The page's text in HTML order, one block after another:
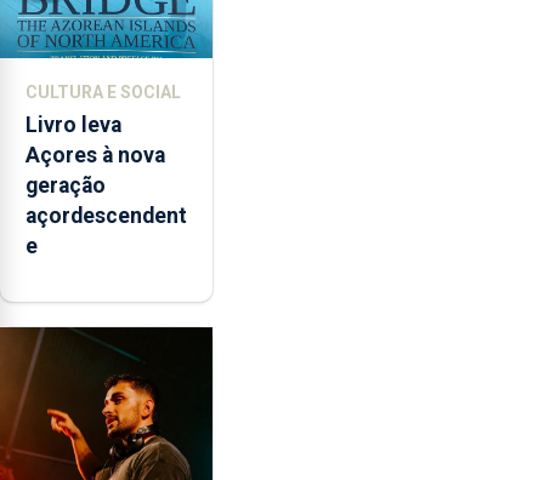
CULTURA E SOCIAL
Livro leva
Açores à nova
geração
açordescendent
e